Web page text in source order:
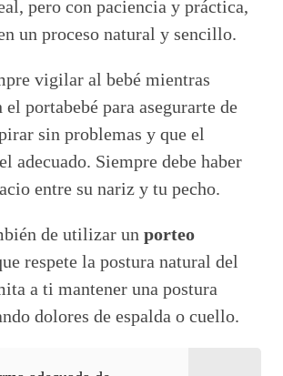
pero con paciencia y práctica,
un proceso natural y sencillo.
vigilar al bebé mientras
el portabebé para asegurarte de
sin problemas y que el
adecuado. Siempre debe haber
entre su nariz y tu pecho.
de utilizar un porteo
respete la postura natural del
a ti mantener una postura
dolores de espalda o cuello.